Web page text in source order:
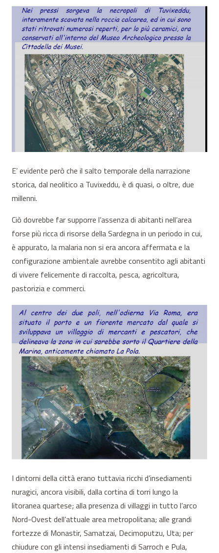
E’ evidente però che il salto temporale della narrazione
storica, dal neolitico a Tuvixeddu, è di quasi, o oltre, due
millenni.
Ciò dovrebbe far supporre l’assenza di abitanti nell’area
forse più ricca di risorse della Sardegna in un periodo in cui,
è appurato, la malaria non si era ancora affermata e la
configurazione ambientale avrebbe consentito agli abitanti
di vivere felicemente di raccolta, pesca, agricoltura,
pastorizia e commerci.
I dintorni della città erano tuttavia ricchi d’insediamenti
nuragici, ancora visibili, dalla cortina di torri lungo la
litoranea quartese; alla presenza di villaggi in tutto l’arco
Nord-Ovest dell’attuale area metropolitana; alle grandi
fortezze di Monastir, Samatzai, Decimoputzu, Uta; per
chiudure con gli intensi insediamenti di Sarroch e Pula,